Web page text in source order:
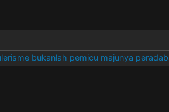
bukanlah pemicu majunya